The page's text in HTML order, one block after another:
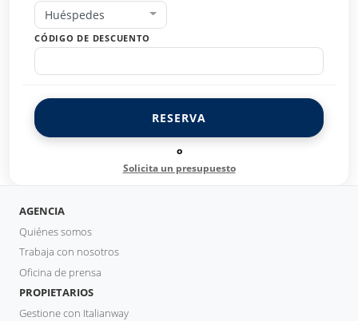
Huéspedes
CÓDIGO DE DESCUENTO
RESERVA
o
Solicita un presupuesto
AGENCIA
Quiénes somos
Trabaja con nosotros
Oficina de prensa
PROPIETARIOS
Gestione con Italianway